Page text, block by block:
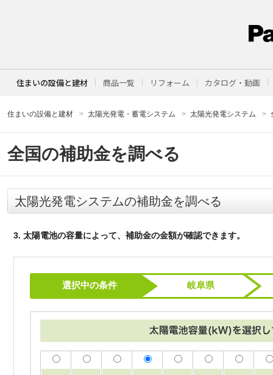
住まいの設備と建材 商品一覧 リフォーム カタログ・動画
住まいの設備と建材 太陽光発電・蓄電システム 太陽光発電システム
全国の補助金を調べる
太陽光発電システムの補助金を調べる
3. 太陽電池の容量によって、補助金の金額が確認できます。
選択中の条件 岐阜県